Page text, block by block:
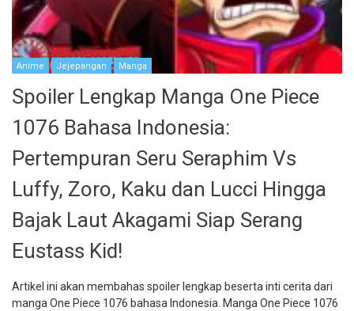
Anime Jejepangan Manga
Spoiler Lengkap Manga One Piece
1076 Bahasa Indonesia:
Pertempuran Seru Seraphim Vs
Luffy, Zoro, Kaku dan Lucci Hingga
Bajak Laut Akagami Siap Serang
Eustass Kid!
Artikel ini akan membahas spoiler lengkap beserta inti cerita dari
manga One Piece 1076 bahasa Indonesia. Manga One Piece 1076